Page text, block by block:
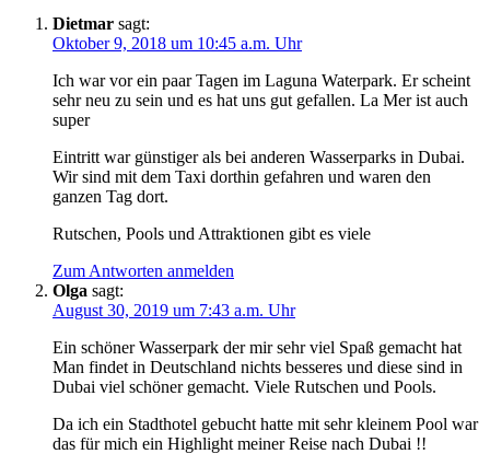
Dietmar sagt:
Oktober 9, 2018 um 10:45 a.m. Uhr
Ich war vor ein paar Tagen im Laguna Waterpark. Er scheint
sehr neu zu sein und es hat uns gut gefallen. La Mer ist auch
super
Eintritt war günstiger als bei anderen Wasserparks in Dubai.
Wir sind mit dem Taxi dorthin gefahren und waren den
ganzen Tag dort.
Rutschen, Pools und Attraktionen gibt es viele
Zum Antworten anmelden
Olga sagt:
August 30, 2019 um 7:43 a.m. Uhr
Ein schöner Wasserpark der mir sehr viel Spaß gemacht hat
Man findet in Deutschland nichts besseres und diese sind in
Dubai viel schöner gemacht. Viele Rutschen und Pools.
Da ich ein Stadthotel gebucht hatte mit sehr kleinem Pool war
das für mich ein Highlight meiner Reise nach Dubai !!